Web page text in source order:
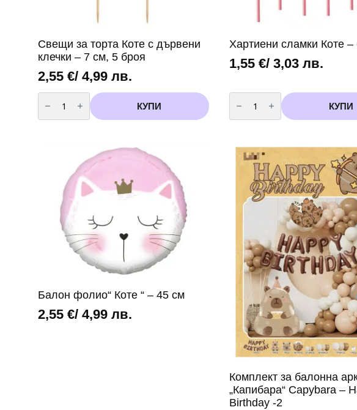
Свещи за торта Коте с дървени
клечки – 7 см, 5 броя
2,55 €/ 4,99 лв.
количество
за
Свещи
за
КУПИ
Хартиени сламки Коте –
1,55€/ 3,03 лв.
количество
за
Хартиени
сламки
броя
КУПИ
Балон фолио“ Коте “ – 45 см
2,55 €/ 4,99 лв.
Комплект за балонна
„Капибара“ Capybara –
Birthday -2